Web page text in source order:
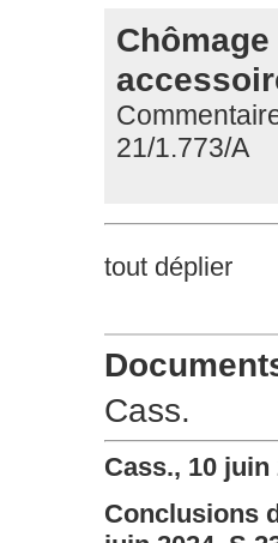
21/1.773/A
tout déplier
Cass.
Cass., 10 juin
Conclusions